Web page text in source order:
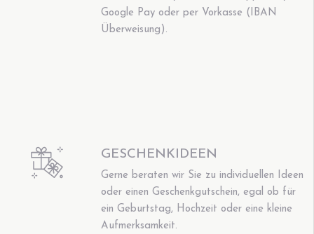
Google Pay oder per Vorkasse (IBAN
Überweisung).
GESCHENKIDEEN
Gerne beraten wir Sie zu individuellen Ideen
oder einen Geschenkgutschein, egal ob für
ein Geburtstag, Hochzeit oder eine kleine
Aufmerksamkeit.